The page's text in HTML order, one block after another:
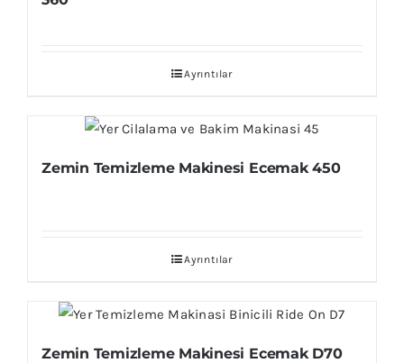
Ayrıntılar
Zemin Temizleme Makinesi Ecemak 450
Ayrıntılar
Zemin Temizleme Makinesi Ecemak D70